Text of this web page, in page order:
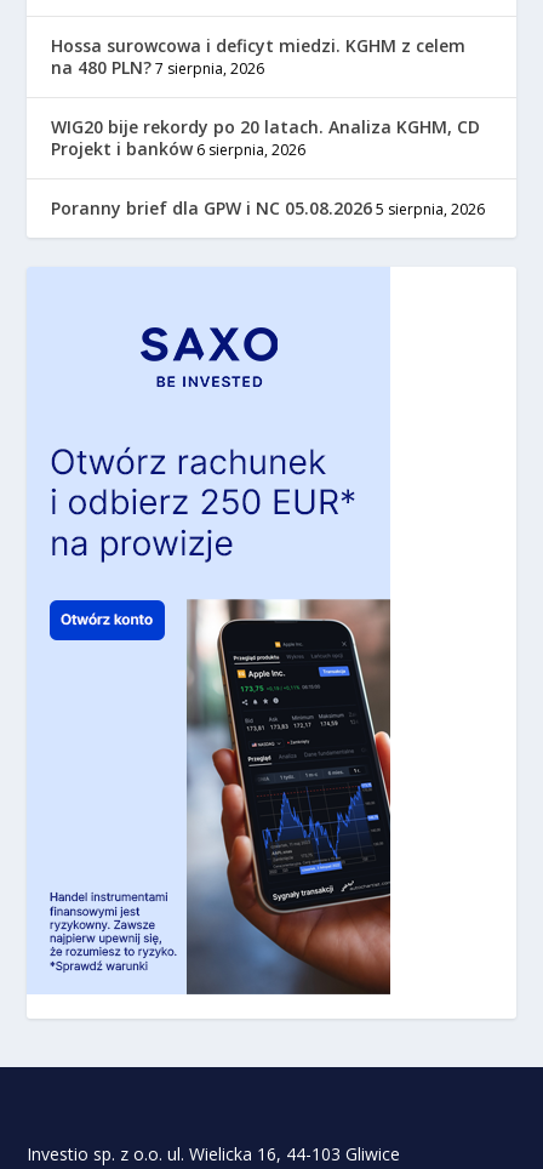
Hossa surowcowa i deficyt miedzi. KGHM z celem
na 480 PLN? 7 sierpnia, 2026
WIG20 bije rekordy po 20 latach. Analiza KGHM, CD
Projekt i banków 6 sierpnia, 2026
Poranny brief dla GPW i NC 05.08.2026 5 sierpnia, 2026
Investio sp. z o.o. ul. Wielicka 16, 44-103 Gliwice